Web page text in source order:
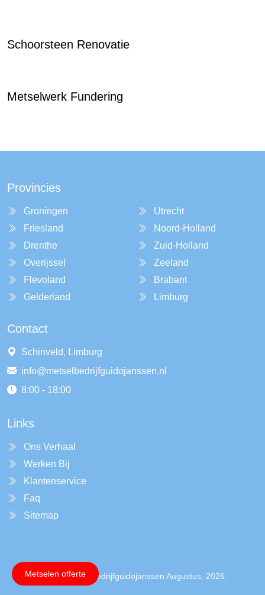
Schoorsteen Renovatie
Metselwerk Fundering
Provincies
Groningen
Friesland
Drenthe
Overijssel
Flevoland
Gelderland
Utrecht
Noord-Holland
Zuid-Holland
Zeeland
Brabant
Limburg
Contact
Schinveld, Limburg
info@metselbedrijfguidojanssen.nl
8:00 - 18:00
Links
Ons Verhaal
Werken Bij
Klantenservice
Faq
Sitemap
Copyright ©Metselbedrijfguidojanssen Augustus, 2026.
Metselen offerte